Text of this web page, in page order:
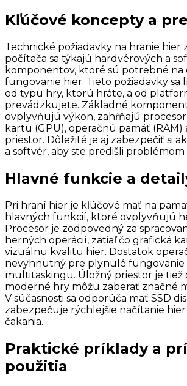
Kľúčové koncepty a
Technické požiadavky na hranie hier
počítača sa týkajú hardvérových a
komponentov, ktoré sú potrebné na
fungovanie hier. Tieto požiadavky sa
od typu hry, ktorú hráte, a od
prevádzkujete. Základné
ovplyvňujú výkon, zahŕňajú procesor
kartu (GPU), operačnú pamäť (RAM)
priestor. Dôležité je aj zabezpečiť si
a softvér, aby ste predišli
Hlavné funkcie a
Pri hraní hier je kľúčové mať na
hlavných funkcií, ktoré ovplyvňujú
Procesor je zodpovedný za
herných operácií, zatiaľ čo grafická
vizuálnu kvalitu hier. Dostatok
nevyhnutný pre plynulé fungovanie
multitaskingu. Úložný priestor je tiež
moderné hry môžu zaberať značné
V súčasnosti sa odporúča mať SSD
zabezpečuje rýchlejšie načítanie hier
čakania.
Praktické príklady a
použitia